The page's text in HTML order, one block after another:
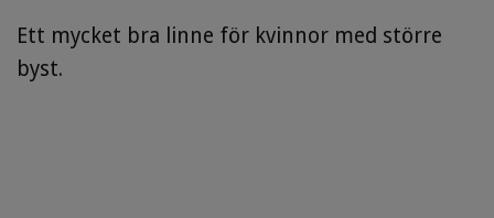
Ett mycket bra linne för kvinnor med större
byst.